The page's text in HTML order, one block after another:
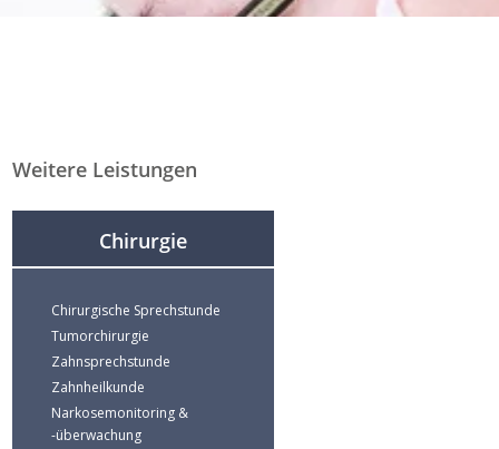
Weitere Leistungen
Chirurgie
Chirurgische Sprechstunde
Tumorchirurgie
Zahnsprechstunde
Zahnheilkunde
Narkosemonitoring &
-überwachung